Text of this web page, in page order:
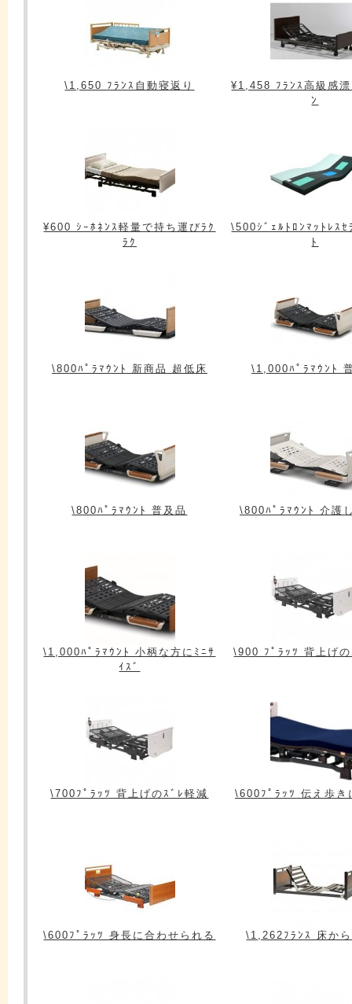
\1,650 ﾌﾗﾝｽ自動寝返り
¥1,458 ﾌﾗﾝｽ高級感
ﾝ
¥600 ｼｰﾎﾈﾝｽ軽量で持ち運びﾗｸ
ﾗｸ
\500ｼﾞｪﾙﾄﾛﾝﾏｯﾄﾚｽｾ
ﾄ
\800ﾊﾟﾗﾏｳﾝﾄ 新商品 超低床 \1,000ﾊﾟﾗﾏｳﾝﾄ
\800ﾊﾟﾗﾏｳﾝﾄ 普及品 \800ﾊﾟﾗﾏｳﾝﾄ 介護
\1,000ﾊﾟﾗﾏｳﾝﾄ 小柄な方にﾐﾆｻ
ｲｽﾞ
\900 ﾌﾟﾗｯﾂ 背上げ
\700ﾌﾟﾗｯﾂ 背上げのｽﾞﾚ軽減 \600ﾌﾟﾗｯﾂ 伝え歩き
\600ﾌﾟﾗｯﾂ 身長に合わせられる \1,262ﾌﾗﾝｽ 床か